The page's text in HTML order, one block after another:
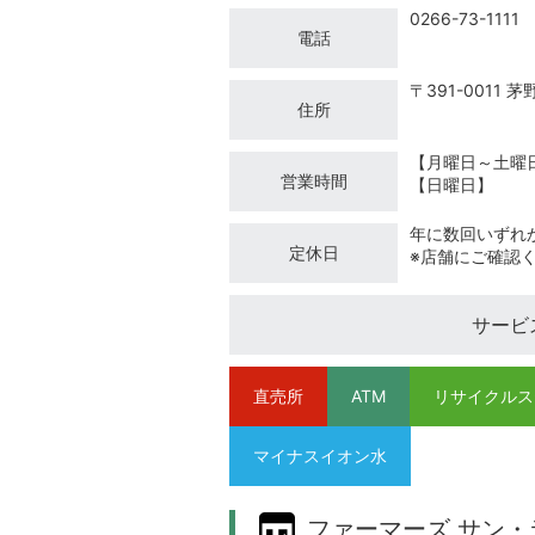
電話
0266-73-1111
住所
〒391-0011 茅
営業時間
【月曜日～土
【日曜日】
定休日
年に数回いずれ
※店舗にご確認
サービ
直売所 ATM リサイクル
マイナスイオン水